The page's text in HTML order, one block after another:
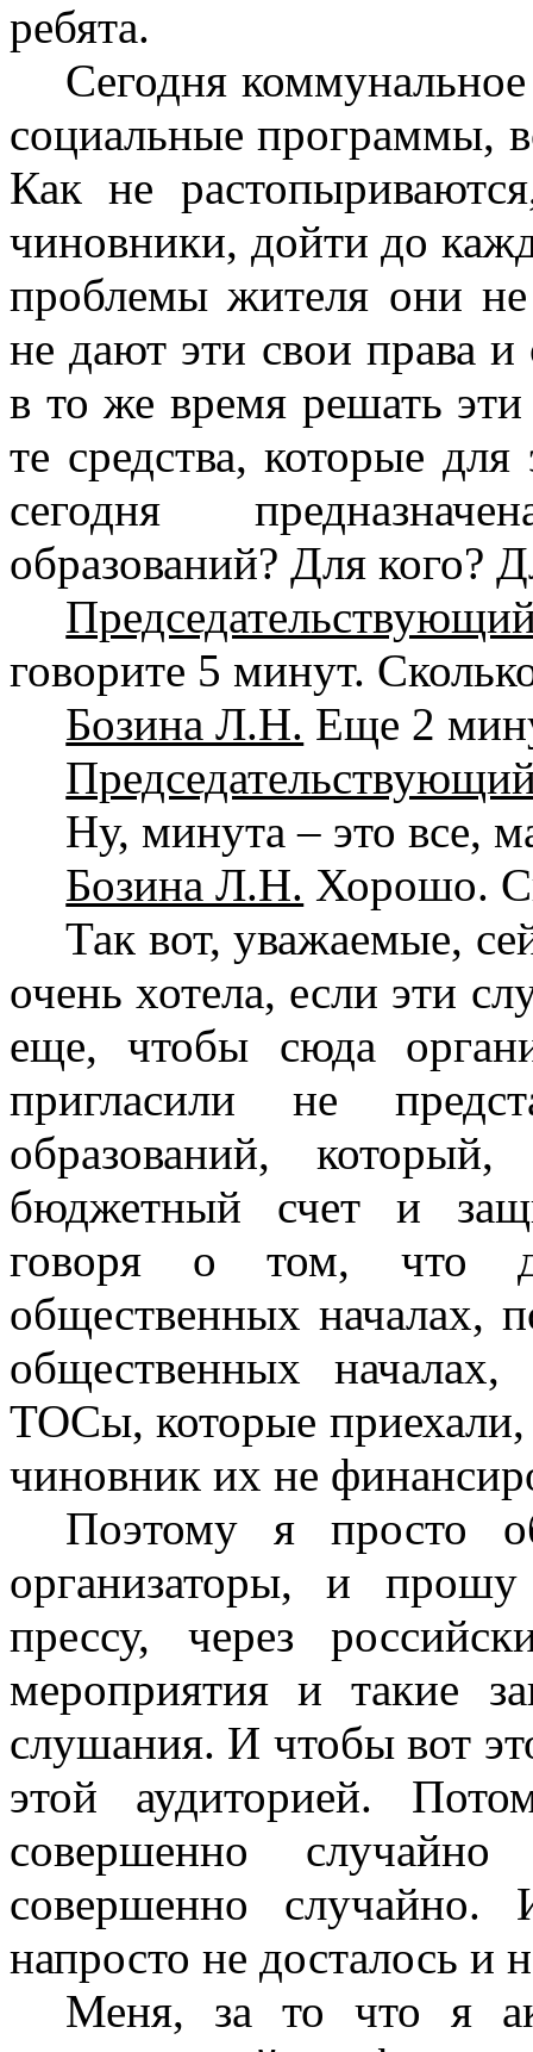
ребята.
Сегодня
социальные программы,
Как не
чиновники, дойти до
проблемы жителя они
не дают эти свои права и
в то же время решать
те средства, которые
сегодня
образований? Для кого?
говорите 5 минут.
Бозина Л.Н. Еще 2
Ну, минута – это все,
Бозина Л.Н. Хорошо.
Так вот, уважаемые,
очень хотела, если эти
еще, чтобы сюда
пригласили не
образований,
бюджетный счет и
говоря о том, что
общественных началах,
общественных
ТОСы, которые приехали,
чиновник их не
Поэтому я просто
организаторы, и
прессу, через
мероприятия и такие
слушания. И чтобы вот
этой аудиторией.
совершенно
совершенно
напросто не досталось и
Меня, за то что я